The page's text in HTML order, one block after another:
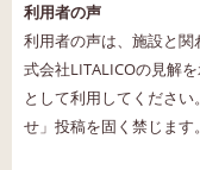
利用者の声
利用者の声は、施設と
式会社LITALICOの見解
として利用してくださ
せ」投稿を固く禁じます